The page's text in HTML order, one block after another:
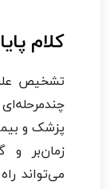
کلام
تشخیص
پزشک و
زمان‌بر و
می‌تواند